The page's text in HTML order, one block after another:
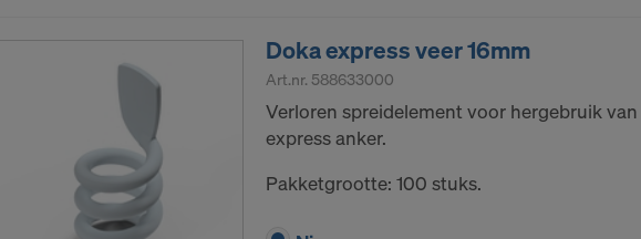
Doka express veer 16mm
Art.nr. 588633000
Verloren spreidelement voor hergebruik
express anker.
Pakketgrootte: 100 stuks.